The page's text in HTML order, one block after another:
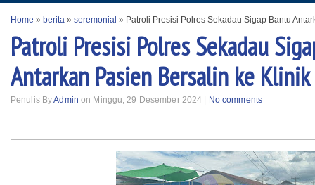
Home » berita » seremonial » Patroli Presisi Polres Sekadau Sigap Bantu
Patroli Presisi Polres Sekadau
Antarkan Pasien Bersalin ke
Penulis ByAdmin on Minggu, 29 Desember 2024 | No comments